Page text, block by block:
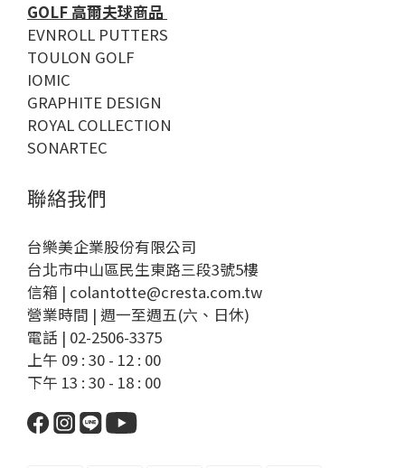
GOLF 高爾夫球商品
EVNROLL PUTTERS
TOULON GOLF
IOMIC
GRAPHITE DESIGN
ROYAL COLLECTION
SONARTEC
聯絡我們
台樂美企業股份有限公司
台北市中山區民生東路三段3號5樓
信箱 | colantotte@cresta.com.tw
營業時間 | 週一至週五(六、日休)
電話 | 02-2506-3375
上午 09 : 30 - 12 : 00
下午 13 : 30 - 18 : 00